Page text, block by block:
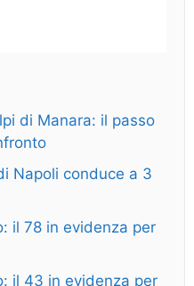
di Manara: il passo
Napoli conduce a 3
il 78 in evidenza per
il 43 in evidenza per